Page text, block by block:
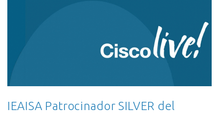
IEAISA Patrocinador SILVER del